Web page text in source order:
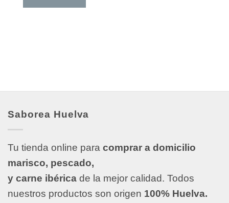
Saborea Huelva
Tu tienda online para comprar a domicilio
marisco, pescado,
y carne ibérica de la mejor calidad. Todos
nuestros productos son origen 100% Huelva.